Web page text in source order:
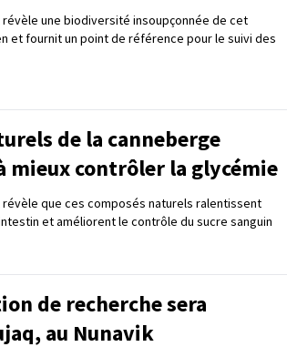
une biodiversité insoupçonnée de cet
et fournit un point de référence pour le suivi des
de la canneberge
mieux contrôler la glycémie
révèle que ces composés naturels ralentissent
et améliorent le contrôle du sucre sanguin
de recherche sera
au Nunavik